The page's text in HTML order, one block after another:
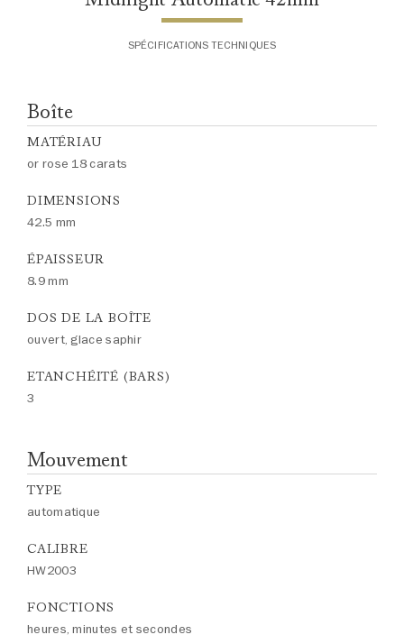
SPÉCIFICATIONS TECHNIQUES
Boîte
MATÉRIAU
or rose 18 carats
DIMENSIONS
42.5 mm
ÉPAISSEUR
8.9 mm
DOS DE LA BOÎTE
ouvert, glace saphir
ETANCHÉITÉ (BARS)
3
Mouvement
TYPE
automatique
CALIBRE
HW2003
FONCTIONS
heures, minutes et secondes